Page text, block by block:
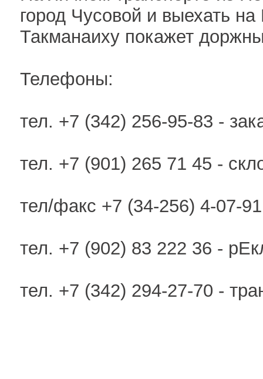
город Чусовой и выехать
Такманаиху покажет
Телефоны:
тел. +7 (342) 256-95-83 -
тел. +7 (901) 265 71 45 -
тел/факс +7 (34-256) 4-07-
тел. +7 (902) 83 222 36 -
тел. +7 (342) 294-27-70 -